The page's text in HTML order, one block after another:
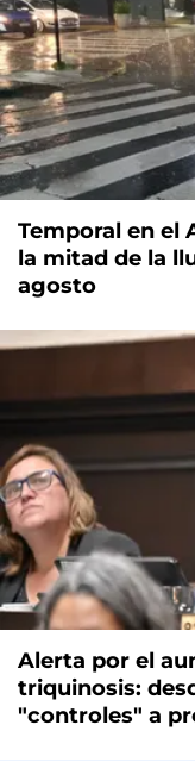
Temporal en el
la mitad de la
agosto
Alerta por el
triquinosis:
"controles" a